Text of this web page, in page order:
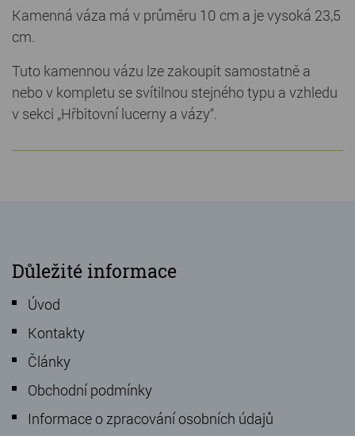
Kamenná váza má v průměru 10 cm a je vysoká 23,5
cm.
Tuto kamennou vázu lze zakoupit samostatně a
nebo v kompletu se svítilnou stejného typu a vzhledu
v sekci „Hřbitovní lucerny a vázy“.
Důležité informace
Úvod
Kontakty
Články
Obchodní podmínky
Informace o zpracování osobních údajů